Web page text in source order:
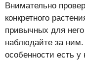
Внимательно
конкретного
привычных для
наблюдайте за
особенности есть у